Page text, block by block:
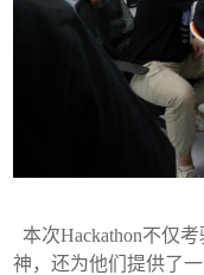
本次Hackathon不仅
神，还为他们提供了